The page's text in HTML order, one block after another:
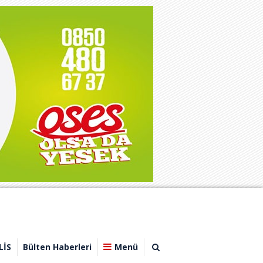
Bülten Haberleri Menü